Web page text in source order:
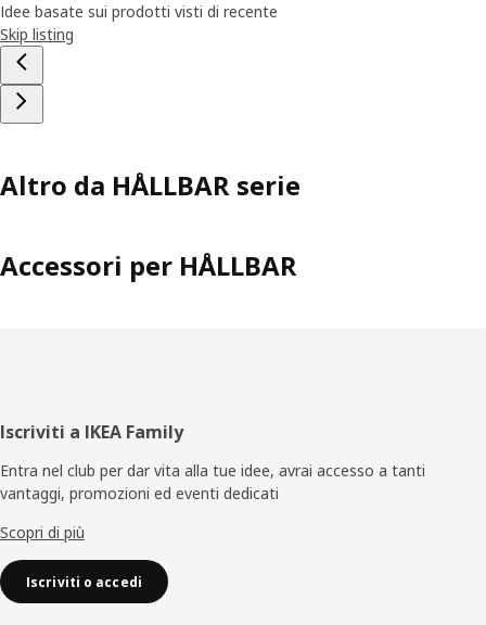
Idee basate sui prodotti visti di recente
Skip listing
Altro da HÅLLBAR serie
Accessori per HÅLLBAR
Piè
di
pagina
Iscriviti a IKEA Family
Entra nel club per dar vita alla tue idee, avrai accesso a tanti
vantaggi, promozioni ed eventi dedicati
Scopri di più
Iscriviti o accedi